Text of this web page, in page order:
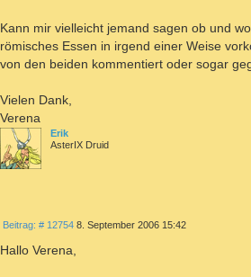
Kann mir vielleicht jemand sagen ob und
römisches Essen in irgend einer Weise
von den beiden kommentiert oder sogar
Vielen Dank,
Verena
Erik
AsterIX Druid
Beitrag: # 12754Beitrag
8. September 2006 15:42
Hallo Verena,